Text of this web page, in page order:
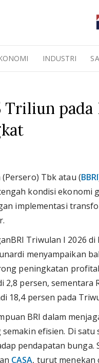
INDUSTRI
Triliun
Tbk atau (BBRI
kondisi ekonomi
implementasi
Triwulan I 2026 di
menyampaikan
peningkatan
persen, sementara
18,4 persen pada
BRI dalam
efisien. Di
pendapatan bunga.
CASA, turut menekan